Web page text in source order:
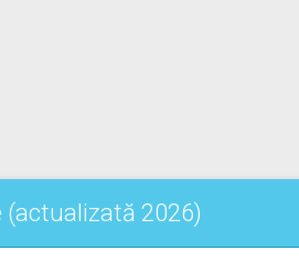
(actualizată 2026)